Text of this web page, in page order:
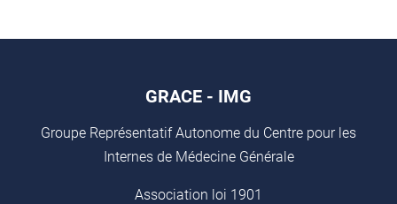
GRACE - IMG
Groupe Représentatif Autonome du Centre pour les
Internes de Médecine Générale
Association loi 1901